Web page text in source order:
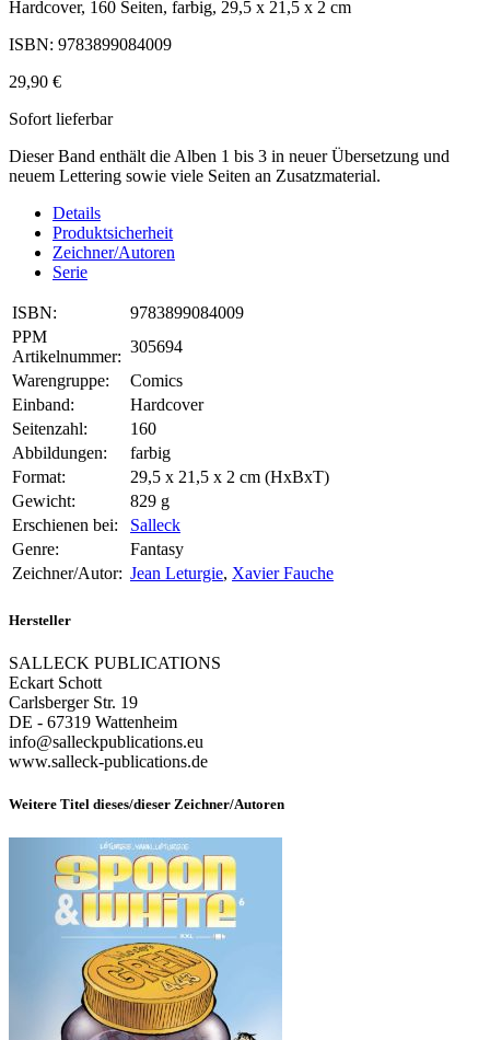
Hardcover, 160 Seiten, farbig, 29,5 x 21,5 x 2 cm
ISBN: 9783899084009
29,90 €
Sofort lieferbar
Dieser Band enthält die Alben 1 bis 3 in neuer Übersetzung und
neuem Lettering sowie viele Seiten an Zusatzmaterial.
Details
Produktsicherheit
Zeichner/Autoren
Serie
ISBN:
9783899084009
PPM
Artikelnummer:
305694
Warengruppe:
Comics
Einband:
Hardcover
Seitenzahl:
160
Abbildungen:
farbig
Format:
29,5 x 21,5 x 2 cm (HxBxT)
Gewicht:
829 g
Erschienen bei:
Salleck
Genre:
Fantasy
Zeichner/Autor: Jean Leturgie, Xavier Fauche
Hersteller
SALLECK PUBLICATIONS
Eckart Schott
Carlsberger Str. 19
DE - 67319 Wattenheim
info@salleckpublications.eu
www.salleck-publications.de
Weitere Titel dieses/dieser Zeichner/Autoren